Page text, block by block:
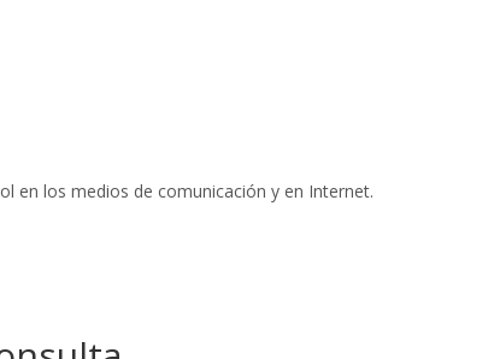
en los medios de comunicación y en Internet.